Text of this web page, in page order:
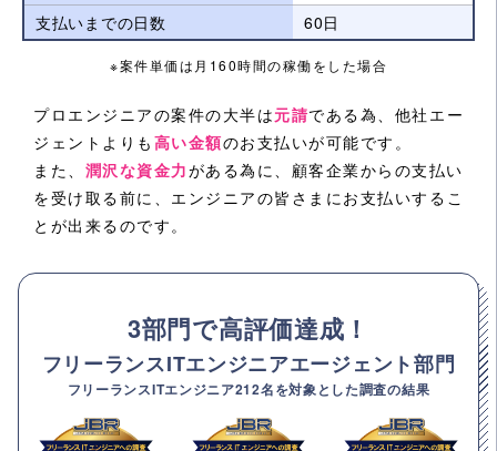
支払いまでの日数
60日
※案件単価は月160時間の稼働をした場合
プロエンジニアの案件の大半は元請である為、他社エー
ジェントよりも 高い金額のお支払いが可能です。
また、 潤沢な資金力がある為に、顧客企業からの支払い
を受け取る前に、エンジニアの皆さまにお支払いするこ
とが出来るのです。
3部門で高評価達成！
フリーランスITエンジニアエージェント部門
フリーランスITエンジニア212名を対象とした調査の結果